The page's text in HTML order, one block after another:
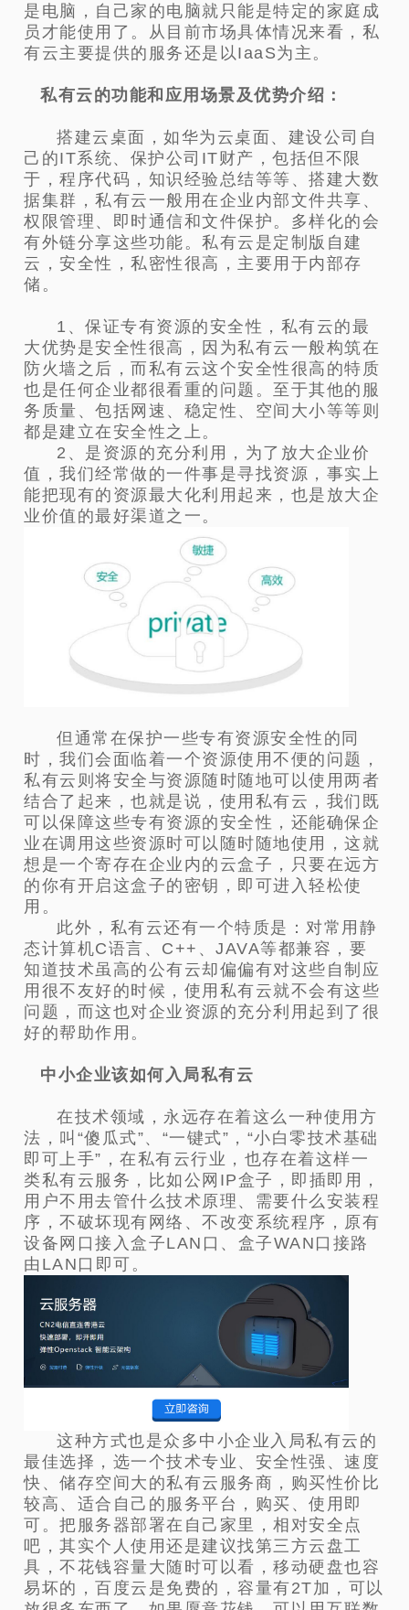
是电脑，自己家的电脑就只能是特定的家庭成
员才能使用了。从目前市场具体情况来看，私
有云主要提供的服务还是以IaaS为主。
私有云的功能和应用场景及优势介绍：
搭建云桌面，如华为云桌面、建设公司自
己的IT系统、保护公司IT财产，包括但不限
于，程序代码，知识经验总结等等、搭建大数
据集群，私有云一般用在企业内部文件共享、
权限管理、即时通信和文件保护。多样化的会
有外链分享这些功能。私有云是定制版自建
云，安全性，私密性很高，主要用于内部存
储。
1、保证专有资源的安全性，私有云的最
大优势是安全性很高，因为私有云一般构筑在
防火墙之后，而私有云这个安全性很高的特质
也是任何企业都很看重的问题。至于其他的服
务质量、包括网速、稳定性、空间大小等等则
都是建立在安全性之上。
2、是资源的充分利用，为了放大企业价
值，我们经常做的一件事是寻找资源，事实上
能把现有的资源最大化利用起来，也是放大企
业价值的最好渠道之一。
但通常在保护一些专有资源安全性的同
时，我们会面临着一个资源使用不便的问题，
私有云则将安全与资源随时随地可以使用两者
结合了起来，也就是说，使用私有云，我们既
可以保障这些专有资源的安全性，还能确保企
业在调用这些资源时可以随时随地使用，这就
想是一个寄存在企业内的云盒子，只要在远方
的你有开启这盒子的密钥，即可进入轻松使
用。
此外，私有云还有一个特质是：对常用静
态计算机C语言、C++、JAVA等都兼容，要
知道技术虽高的公有云却偏偏有对这些自制应
用很不友好的时候，使用私有云就不会有这些
问题，而这也对企业资源的充分利用起到了很
好的帮助作用。
中小企业该如何入局私有云
在技术领域，永远存在着这么一种使用方
法，叫“傻瓜式”、“一键式”，“小白零技术基础
即可上手”，在私有云行业，也存在着这样一
类私有云服务，比如公网IP盒子，即插即用，
用户不用去管什么技术原理、需要什么安装程
序，不破坏现有网络、不改变系统程序，原有
设备网口接入盒子LAN口、盒子WAN口接路
由LAN口即可。
这种方式也是众多中小企业入局私有云的
最佳选择，选一个技术专业、安全性强、速度
快、储存空间大的私有云服务商，购买性价比
较高、适合自己的服务平台，购买、使用即
可。把服务器部署在自己家里，相对安全点
吧，其实个人使用还是建议找第三方云盘工
具，不花钱容量大随时可以看，移动硬盘也容
易坏的，百度云是免费的，容量有2T加，可以